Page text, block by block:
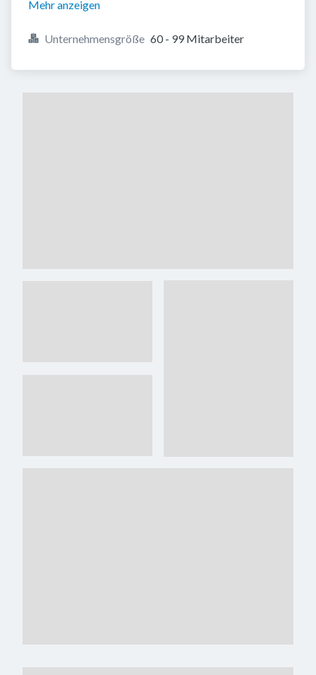
Mehr anzeigen
Unternehmensgröße 60 - 99 Mitarbeiter